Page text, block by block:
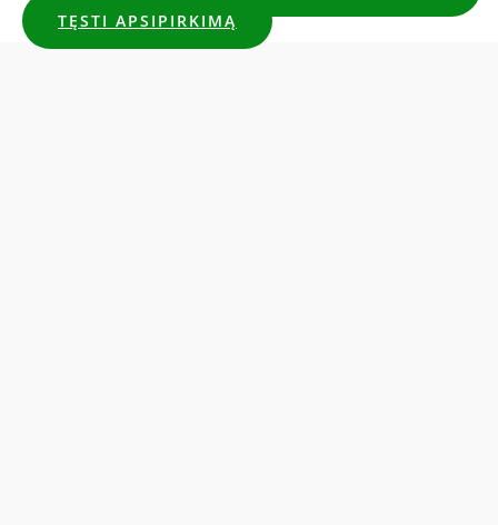
TĘSTI APSIPIRKIMĄ